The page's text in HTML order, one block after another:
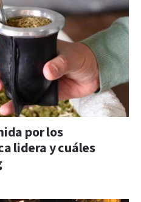
por los
lidera y cuáles